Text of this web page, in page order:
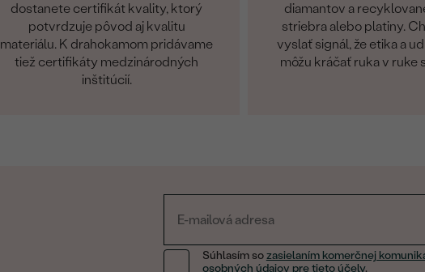
dostanete certifikát kvality, ktorý
potvrdzuje pôvod aj kvalitu
materiálu. K drahokamom pridávame
tiež certifikáty medzinárodných
inštitúcií.
diamantov a
striebra alebo platiny.
vyslať signál, že etika a
môžu kráčať ruka v ruke
Súhlasím sozasielaním komerčnej
osobných údajov pre tieto účely.